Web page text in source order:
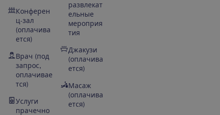
Конферен
ц-зал
(оплачива
ется)
Врач (под
запрос,
оплачивае
тся)
Услуги
прачечно
развлекат
ельные
мероприя
тия
Джакузи
(оплачива
ется)
Масаж
(оплачива
ется)